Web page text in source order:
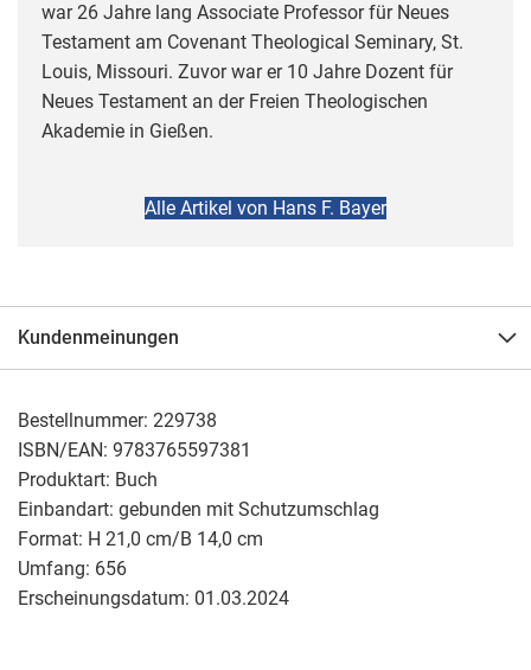
Bestellnummer: 229738
ISBN/EAN: 9783765597381
Produktart: Buch
Einbandart: gebunden mit Schutzumschlag
Format: H 21,0 cm/B 14,0 cm
Umfang: 656
Erscheinungsdatum: 01.03.2024
war 26 Jahre lang Associate Professor für Neues
Testament am Covenant Theological Seminary, St.
Louis, Missouri. Zuvor war er 10 Jahre Dozent für
Neues Testament an der Freien Theologischen
Akademie in Gießen.
Alle Artikel von Hans F. Bayer
Kundenmeinungen